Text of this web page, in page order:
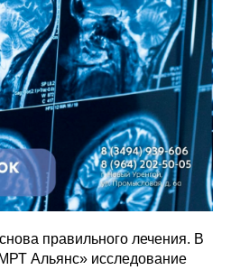
правильного лечения. В
Альянс» исследование